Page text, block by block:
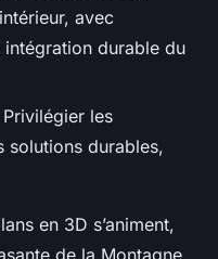
avec
durable du
Privilégier les
solutions durables,
en 3D s’animent,
de la Montagne